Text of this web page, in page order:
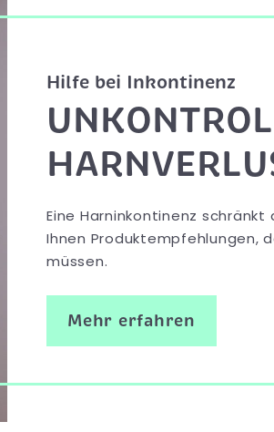
Hilfe bei Inkontinenz
Eine Harninkontinenz
Ihnen Produktempfehlungen,
müssen.
Mehr erfahren